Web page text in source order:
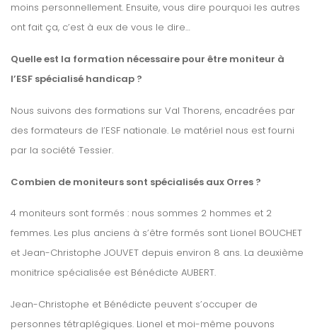
moins personnellement. Ensuite, vous dire pourquoi les autres
ont fait ça, c’est à eux de vous le dire…
Quelle est la formation nécessaire pour être moniteur à
l’ESF spécialisé handicap ?
Nous suivons des formations sur Val Thorens, encadrées par
des formateurs de l’ESF nationale. Le matériel nous est fourni
par la société Tessier.
Combien de moniteurs sont spécialisés aux Orres ?
4 moniteurs sont formés : nous sommes 2 hommes et 2
femmes. Les plus anciens à s’être formés sont Lionel BOUCHET
et Jean-Christophe JOUVET depuis environ 8 ans. La deuxième
monitrice spécialisée est Bénédicte AUBERT.
Jean-Christophe et Bénédicte peuvent s’occuper de
personnes tétraplégiques. Lionel et moi-même pouvons